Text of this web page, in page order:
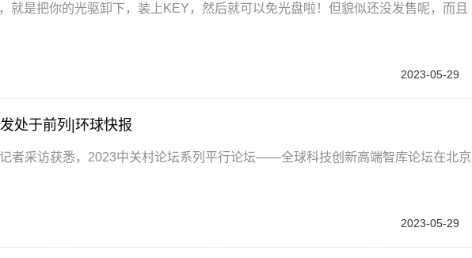
就是把你的光驱卸下，装上KEY，然后就可以免光盘啦！但貌似还没发售呢，而且
2023-05-29
处于前列|环球快报
者采访获悉，2023中关村论坛系列平行论坛——全球科技创新高端智库论坛在北京
2023-05-29